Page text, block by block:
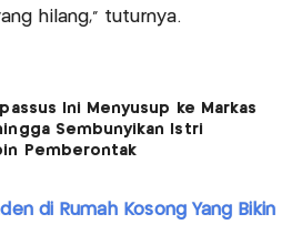
hilang," tuturnya.
Ini Menyusup ke Markas
Sembunyikan Istri
Pemberontak
di Rumah Kosong Yang Bikin